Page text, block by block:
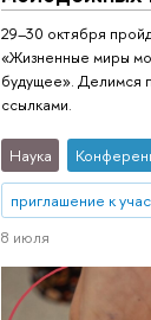
29–30 октября
«Жизненные миры
будущее». Делимся
ссылками.
Наука
приглашение к
8 июля